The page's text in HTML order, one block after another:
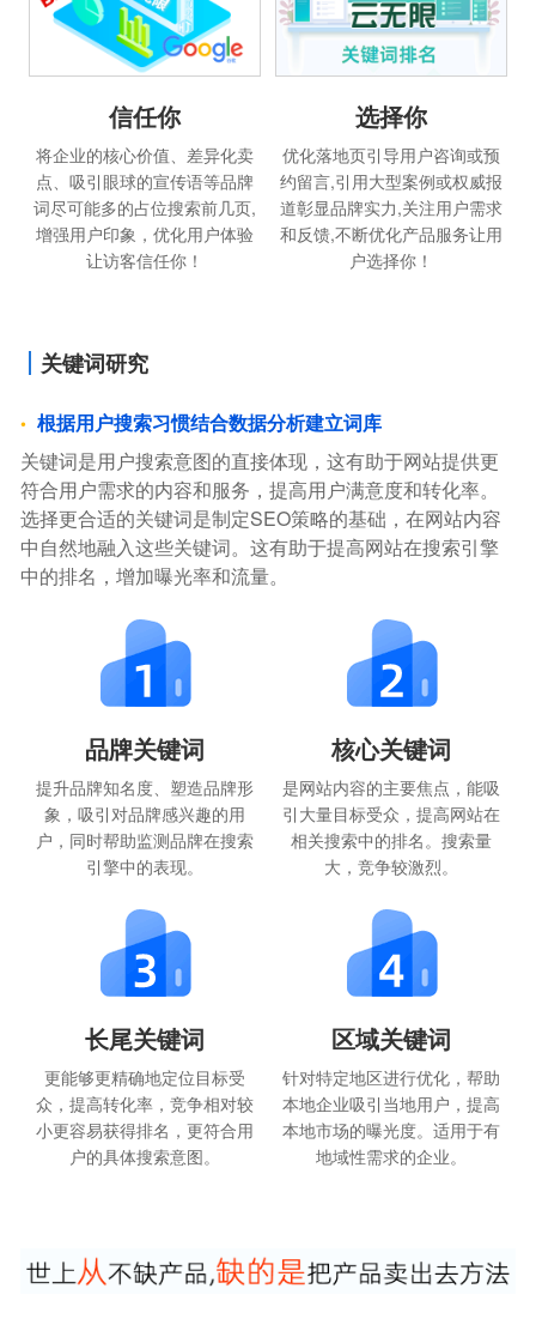
信任你
将企业的核心价值、差异化卖
点、吸引眼球的宣传语等品牌
词尽可能多的占位搜索前几页,
增强用户印象，优化用户体验
让访客信任你！
选择你
优化落地页引导用户咨询或预
约留言,引用大型案例或权威报
道彰显品牌实力,关注用户需求
和反馈,不断优化产品服务让用
户选择你！
关键词研究
根据用户搜索习惯结合数据分析建立词库
关键词是用户搜索意图的直接体现，这有助于网站提供更
符合用户需求的内容和服务，提高用户满意度和转化率。
选择更合适的关键词是制定SEO策略的基础，在网站内容
中自然地融入这些关键词。这有助于提高网站在搜索引擎
中的排名，增加曝光率和流量。
品牌关键词
提升品牌知名度、塑造品牌形
象，吸引对品牌感兴趣的用
户，同时帮助监测品牌在搜索
引擎中的表现。
核心关键词
是网站内容的主要焦点，能吸
引大量目标受众，提高网站在
相关搜索中的排名。搜索量
大，竞争较激烈。
长尾关键词
更能够更精确地定位目标受
众，提高转化率，竞争相对较
小更容易获得排名，更符合用
户的具体搜索意图。
区域关键词
针对特定地区进行优化，帮助
本地企业吸引当地用户，提高
本地市场的曝光度。适用于有
地域性需求的企业。